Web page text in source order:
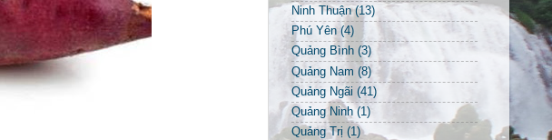
Ninh Thuận (13)
Phú Yên (4)
Quảng Bình (3)
Quảng Nam (8)
Quảng Ngãi (41)
Quảng Ninh (1)
Quảng Trị (1)